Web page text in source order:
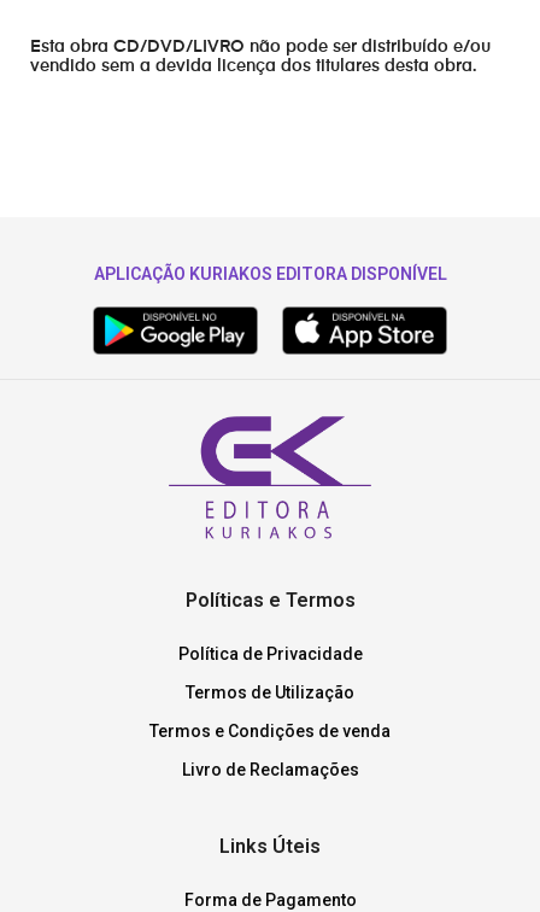
Esta obra CD/DVD/LIVRO não pode ser distribuído e/ou
vendido sem a devida licença dos titulares desta obra.
APLICAÇÃO KURIAKOS EDITORA DISPONÍVEL
Políticas e Termos
Política de Privacidade
Termos de Utilização
Termos e Condições de venda
Livro de Reclamações
Links Úteis
Forma de Pagamento